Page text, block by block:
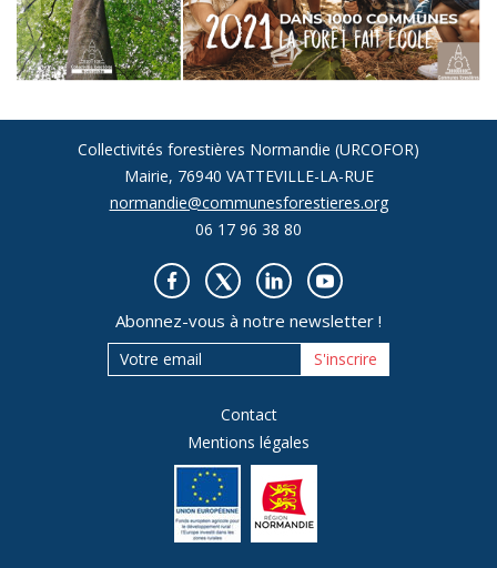
Collectivités forestières Normandie (URCOFOR)
Mairie, 76940 VATTEVILLE-LA-RUE
normandie@communesforestieres.org
06 17 96 38 80
Abonnez-vous à notre newsletter !
S'inscrire
Contact
Mentions légales